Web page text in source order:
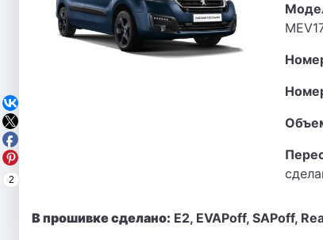
В прошивке сделано: E2, EVAPoff, SAPoff,
2